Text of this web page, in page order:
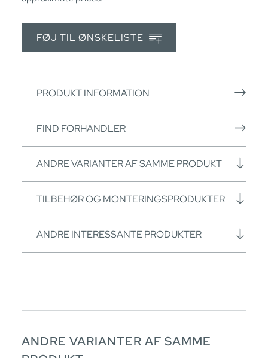
FØJ TIL ØNSKELISTE
PRODUKT INFORMATION
FIND FORHANDLER
ANDRE VARIANTER AF SAMME PRODUKT
TILBEHØR OG MONTERINGSPRODUKTER
ANDRE INTERESSANTE PRODUKTER
ANDRE VARIANTER AF SAMME